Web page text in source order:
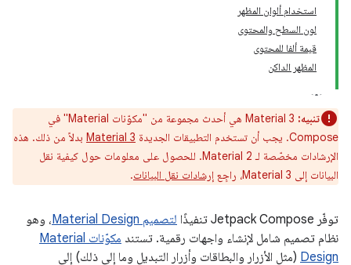
استخدام ألوان المظهر
لون السطح والمحتوى
قيمة ألفا للمحتوى
المظهر الداكن
تنبيه:
Material 3 هي أحدث مجموعة من "مكوّنات Material" في
Compose. يجب أن تستخدم التطبيقات الجديدة
Material 3 بدلاً من ذلك. هذه
الإرشادات مخصّصة لـ Material 2. للحصول على معلومات حول كيفية نقل
البيانات إلى Material 3، راجِع
إرشادات نقل البيانات.
توفّر Jetpack Compose تنفيذًا لتصميم Material Design
، وهو
نظام تصميم شامل لإنشاء واجهات رقمية. تستند
مكوّنات Material
Design (مثل الأزرار والبطاقات وأزرار التبديل وما إلى ذلك) إلى